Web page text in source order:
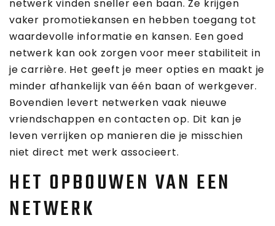
netwerk vinden sneller een baan. Ze krijgen
vaker promotiekansen en hebben toegang tot
waardevolle informatie en kansen. Een goed
netwerk kan ook zorgen voor meer stabiliteit in
je carrière. Het geeft je meer opties en maakt je
minder afhankelijk van één baan of werkgever.
Bovendien levert netwerken vaak nieuwe
vriendschappen en contacten op. Dit kan je
leven verrijken op manieren die je misschien
niet direct met werk associeert.
HET OPBOUWEN VAN EEN
NETWERK